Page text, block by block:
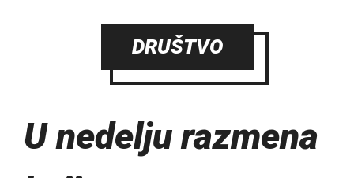
DRUŠTVO
U nedelju razmena